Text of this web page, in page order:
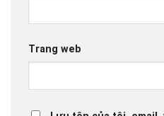
Trang web